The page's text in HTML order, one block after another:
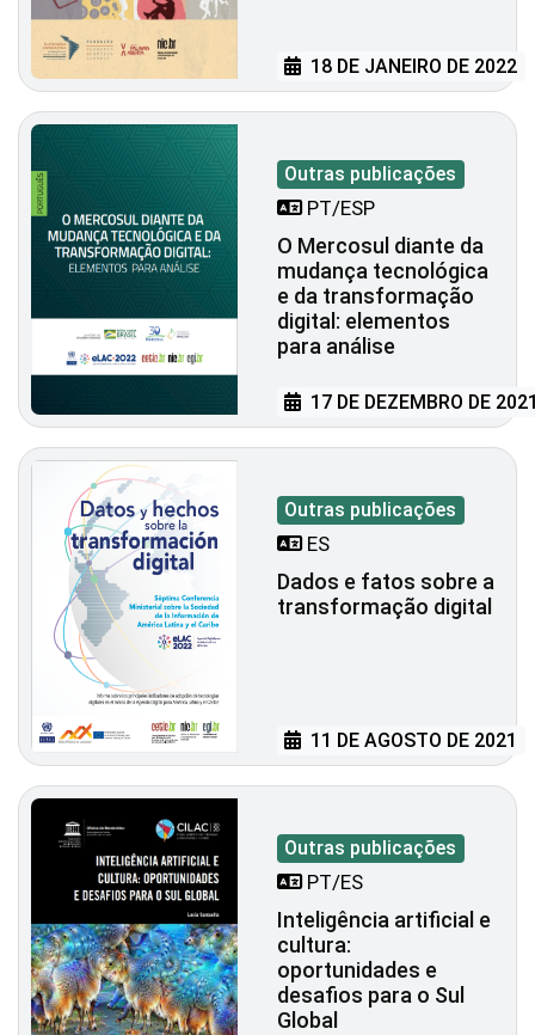
18 DE JANEIRO DE 2022
Outras publicações
PT/ESP
O Mercosul diante da
mudança tecnológica
e da transformação
digital: elementos
para análise
17 DE DEZEMBRO DE
Outras publicações
ES
Dados e fatos sobre a
transformação digital
11 DE AGOSTO DE 2021
Outras publicações
PT/ES
Inteligência artificial e
cultura:
oportunidades e
desafios para o Sul
Global